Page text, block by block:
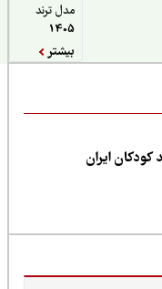
مدل ترند
ایران